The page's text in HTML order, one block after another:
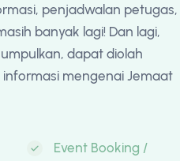
penjadwalan petugas,
banyak lagi! Dan lagi,
dapat diolah
mengenai Jemaat
Event Booking /